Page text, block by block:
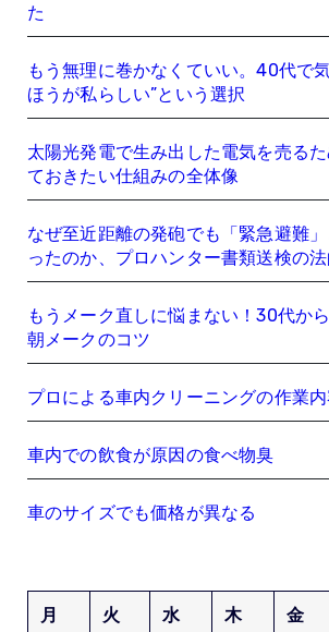
た
もう無理に巻かなくていい。40代で
ほうが私らしい”という選択
太陽光発電で生み出した電気を売る
ておきたい仕組みの全体像
なぜ至近距離の発砲でも「緊急避難
ったのか、プロハンター書類送検の
もうメーク直しに悩まない！30代か
朝メークのコツ
プロによる車内クリーニングの作業
車内での飲食が原因の食べ物臭
車のサイズでも価格が異なる
月 火 水 木 金